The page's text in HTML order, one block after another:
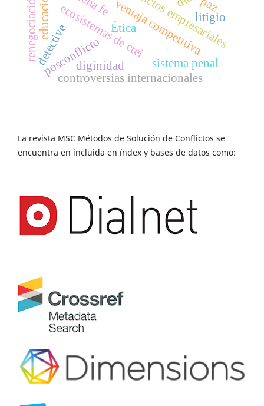
conflictos empresariales
ventaja competitiva
ecosistemas de ctei
posconflicto
Ética
sistema penal
controversias internacionales
detective
renegociación paz
diginidad
litigio
educación
La revista MSC Métodos de Solución de Conflictos se
encuentra en incluida en índex y bases de datos como: